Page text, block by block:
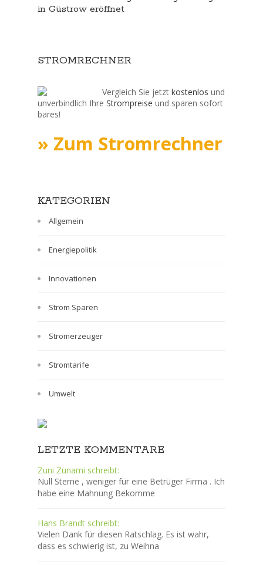
in Güstrow eröffnet
STROMRECHNER
Vergleich Sie jetzt kostenlos und
unverbindlich Ihre Strompreise und sparen sofort
bares!
» Zum Stromrechner
KATEGORIEN
Allgemein
Energiepolitik
Innovationen
Strom Sparen
Stromerzeuger
Stromtarife
Umwelt
LETZTE KOMMENTARE
Zuni Zunami schreibt:
Null Sterne , weniger für eine Betrüger Firma . Ich
habe eine Mahnung Bekomme
Hans Brandt schreibt:
Vielen Dank für diesen Ratschlag. Es ist wahr,
dass es schwierig ist, zu Weihna